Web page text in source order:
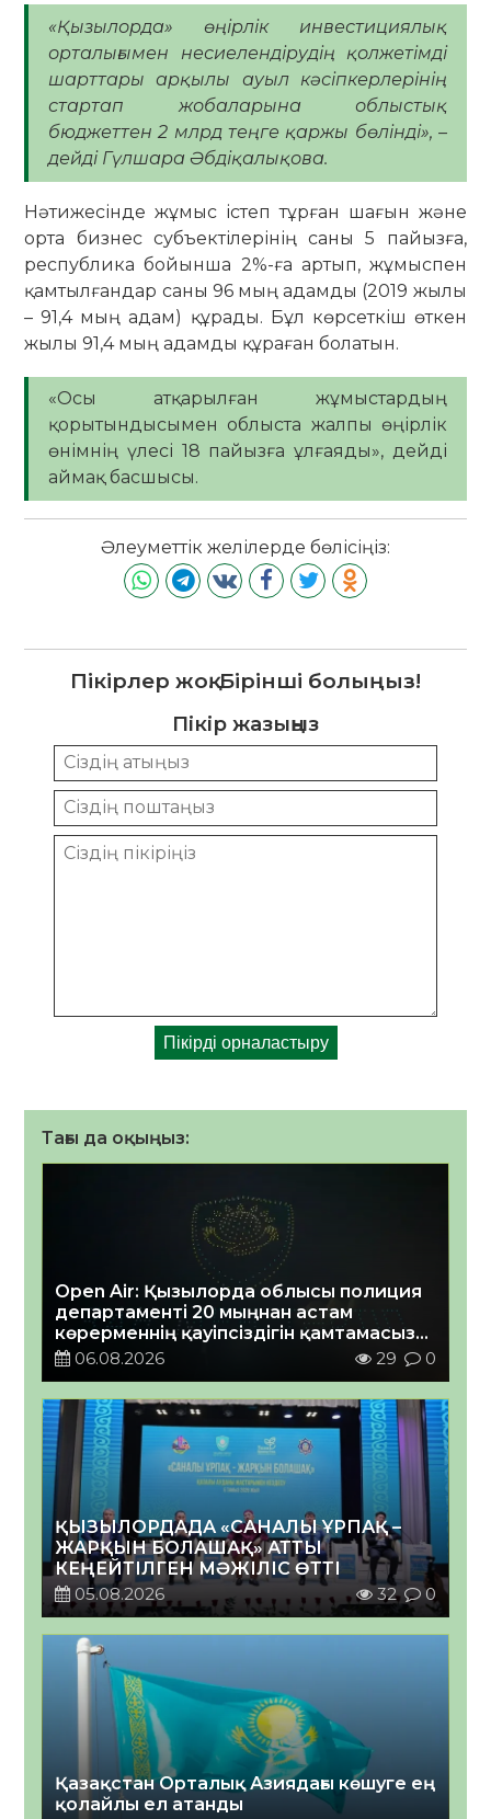
«Қызылорда» өңірлік инвестициялық
орталығымен несиелендірудің қолжетімді
шарттары арқылы ауыл кәсіпкерлерінің
стартап жобаларына облыстық
бюджеттен 2 млрд теңге қаржы бөлінді», –
дейді Гүлшара Әбдіқалықова.
Нәтижесінде жұмыс істеп тұрған шағын және
орта бизнес субъектілерінің саны 5 пайызға,
республика бойынша 2%-ға артып, жұмыспен
қамтылғандар саны 96 мың адамды (2019 жылы
– 91,4 мың адам) құрады. Бұл көрсеткіш өткен
жылы 91,4 мың адамды құраған болатын.
«Осы атқарылған жұмыстардың
қорытындысымен облыста жалпы өңірлік
өнімнің үлесі 18 пайызға ұлғаяды», дейді
аймақ басшысы.
Әлеуметтік желілерде бөлісіңіз:
Пікірлер жоқ. Бірінші болыңыз!
Пікір жазыңыз
Тағы да оқыңыз:
Open Air: Қызылорда облысы полиция
департаменті 20 мыңнан астам
көрерменнің қауіпсіздігін қамтамасыз
етті06.08.2026 29 0
ҚЫЗЫЛОРДАДА «САНАЛЫ ҰРПАҚ –
ЖАРҚЫН БОЛАШАҚ» АТТЫ
КЕҢЕЙТІЛГЕН МӘЖІЛІС ӨТТІ
05.08.2026
32 0
Қазақстан Орталық Азиядағы көшуге ең
қолайлы ел атанды